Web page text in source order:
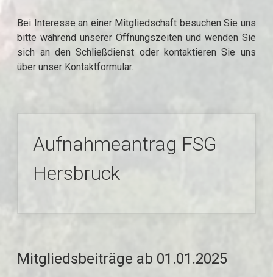
Bei Interesse an einer Mitgliedschaft besuchen Sie uns
bitte während unserer Öffnungszeiten und wenden Sie
sich an den Schließdienst oder kontaktieren Sie uns
über unser Kontaktformular.
Aufnahmeantrag FSG
Hersbruck
Mitgliedsbeiträge ab 01.01.2025